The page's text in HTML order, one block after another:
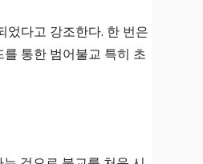
었다고 강조한다. 한 번은
통한 범어불교 특히 초